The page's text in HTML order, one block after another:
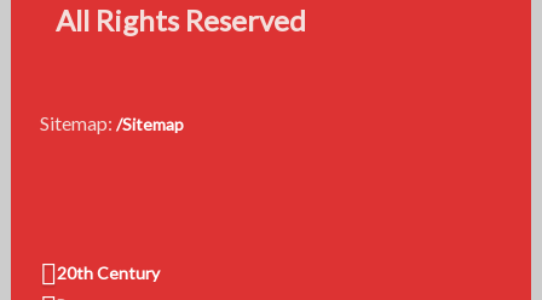
All Rights Reserved
Sitemap: /Sitemap
20th Century